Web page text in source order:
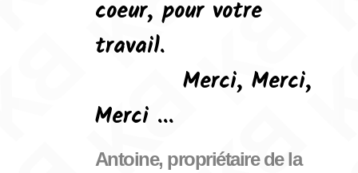
coeur, pour votre
travail.
Merci, Merci,
Merci ...
Antoine, propriétaire de la